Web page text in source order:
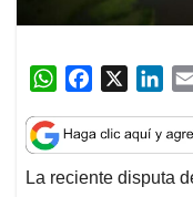
W
a
t
s
c
e
b
n
k
e
La reciente disputa